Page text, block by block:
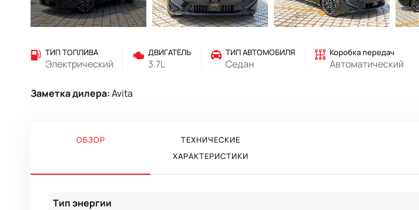
ТИП ТОПЛИВА
Электрический
ДВИГАТЕЛЬ
3.7L
ТИП АВТОМОБИЛЯ
Седан
Коробка передач
Автоматический
Заметка дилера:Avita
ОБЗОР
ТЕХНИЧЕСКИЕ
ХАРАКТЕРИСТИКИ
Тип энергии